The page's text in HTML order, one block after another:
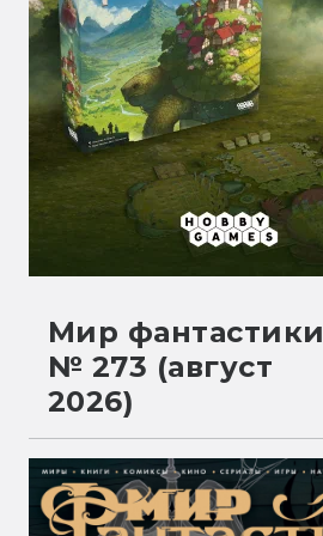
Мир фантастики
№ 273 (август
2026)